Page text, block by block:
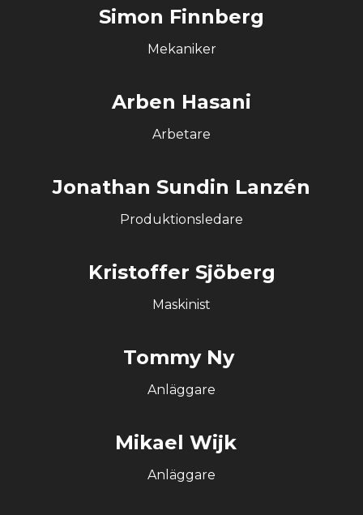
Simon Finnberg
Mekaniker
Arben Hasani
Arbetare
Jonathan Sundin Lanzén
Produktionsledare
Kristoffer Sjöberg
Maskinist
Tommy Ny
Anläggare
Mikael Wijk
Anläggare